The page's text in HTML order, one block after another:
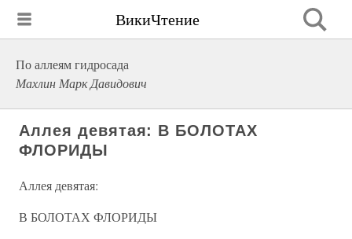
ВикиЧтение
По аллеям гидросада
Махлин Марк Давидович
Аллея девятая: В БОЛОТАХ
ФЛОРИДЫ
Аллея девятая:
В БОЛОТАХ ФЛОРИДЫ